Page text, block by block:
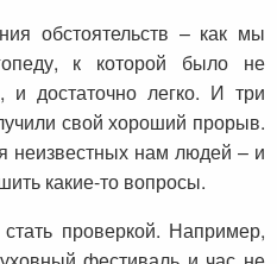
обстоятельств – как мы
к которой было не
достаточно легко. И три
свой хороший прорыв.
неизвестных нам людей – и
какие-то вопросы.
проверкой. Например,